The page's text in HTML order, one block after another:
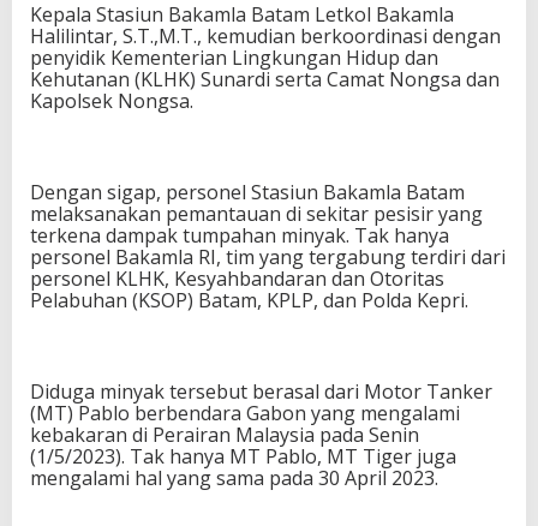
Kepala Stasiun Bakamla Batam Letkol Bakamla
Halilintar, S.T.,M.T., kemudian berkoordinasi dengan
penyidik Kementerian Lingkungan Hidup dan
Kehutanan (KLHK) Sunardi serta Camat Nongsa dan
Kapolsek Nongsa.
Dengan sigap, personel Stasiun Bakamla Batam
melaksanakan pemantauan di sekitar pesisir yang
terkena dampak tumpahan minyak. Tak hanya
personel Bakamla RI, tim yang tergabung terdiri dari
personel KLHK, Kesyahbandaran dan Otoritas
Pelabuhan (KSOP) Batam, KPLP, dan Polda Kepri.
Diduga minyak tersebut berasal dari Motor Tanker
(MT) Pablo berbendara Gabon yang mengalami
kebakaran di Perairan Malaysia pada Senin
(1/5/2023). Tak hanya MT Pablo, MT Tiger juga
mengalami hal yang sama pada 30 April 2023.